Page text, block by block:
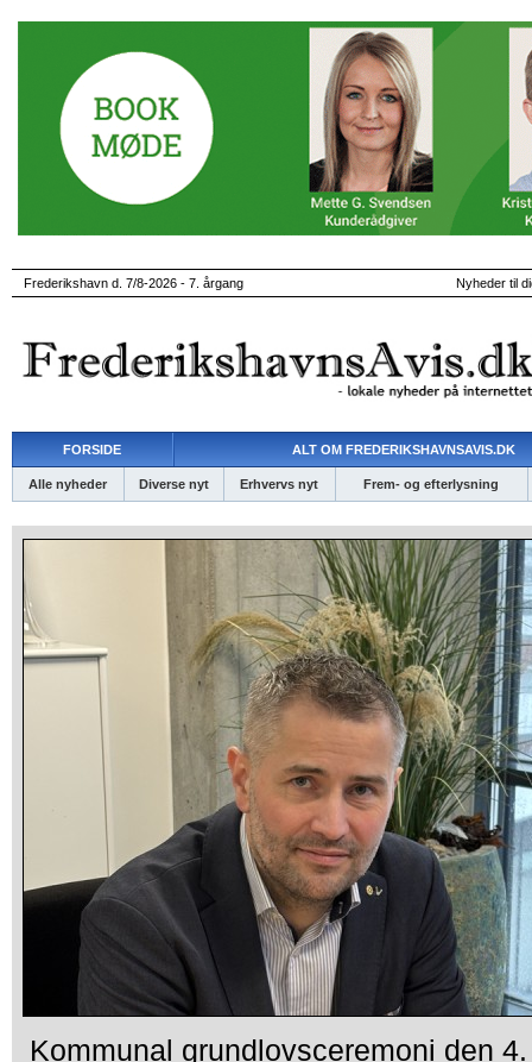
Frederikshavn d. 7/8-2026 - 7. årgang Nyheder til
FORSIDE ALT OM FREDERIKSHAVNSAVIS.DK
Alle nyheder Diverse nyt Erhvervs nyt Frem- og efterlysning
Kommunal grundlovsceremoni den